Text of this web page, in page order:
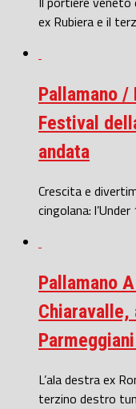
ex Rubiera e il
Pallamano /
Festival
andata
Crescita e
cingolana:
Pallamano
L’ala destra ex
terzino destro